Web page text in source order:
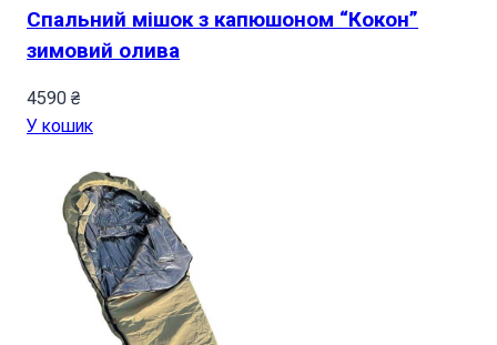
Спальний мішок з капюшоном “Кокон”
зимовий олива
4590 ₴
У кошик